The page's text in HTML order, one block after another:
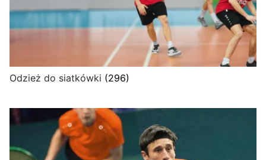
Odzież do siatkówki (296)